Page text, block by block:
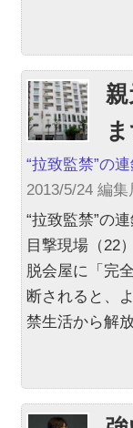
“拉致監禁”の
2013/5/24 編集
“拉致監禁”の
目撃現場（22
脱会屋に「完
断されると、
禁生活から